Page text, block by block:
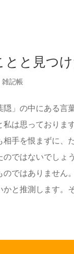
と見つけ
雑記帳
隠」の中にある言
私は思っており
相手を恨まずに、
ではないでしょ
ではありません
と推測します。